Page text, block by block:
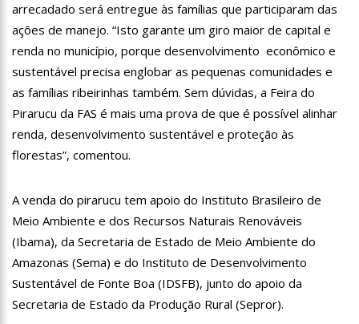
00:59 Pré-Candidata a Deputada Federal, Viviane Lima(MDB)
desponta nas pesquisas de intenção de votos
10:06
Populares expulsam equipe da Amazonas Energia que
tentava instalar novos medidores em Manaus
08:46 Bolsonaro vai retornar a Manaus na segunda quinzena de
Junho, afirma Menezes
22:10 PRÉ-CANDIDATURA – ‘Vamos mostrar nossa força’, diz Arthur
ao ser ovacionado em festa popular
14:41 Mais de 50 unidades de saúde da Prefeitura ofertam vacina
Viário Leste
11:55
Enem só em 2022, tem 3,3 milhões de inscrições confirmadas
no Brasil
11:32 Engenheiro é o segundo brasileiro a viajar ao espaço, confira
11:07
Ucrânia recupera cerca de 20% do território perdido em
Sievierodonetsk
arrecadado será entregue às famílias que participaram das
ações de manejo. “Isto garante um giro maior de capital e
renda no município, porque desenvolvimento econômico e
sustentável precisa englobar as pequenas comunidades e
as famílias ribeirinhas também. Sem dúvidas, a Feira do
Pirarucu da FAS é mais uma prova de que é possível alinhar
renda, desenvolvimento sustentável e proteção às
florestas”, comentou.
A venda do pirarucu tem apoio do Instituto Brasileiro de
Meio Ambiente e dos Recursos Naturais Renováveis
(Ibama), da Secretaria de Estado de Meio Ambiente do
Amazonas (Sema) e do Instituto de Desenvolvimento
Sustentável de Fonte Boa (IDSFB), junto do apoio da
Secretaria de Estado da Produção Rural (Sepror).